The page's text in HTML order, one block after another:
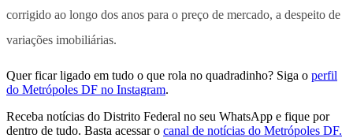
corrigido ao longo dos anos para o preço de mercado, a despeito de
variações imobiliárias.
Quer ficar ligado em tudo o que rola no quadradinho? Siga o perfil
do Metrópoles DF no Instagram.
Receba notícias do Distrito Federal no seu WhatsApp e fique por
dentro de tudo. Basta acessar o canal de notícias do Metrópoles DF.